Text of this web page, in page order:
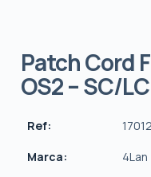
Patch Cord
OS2 – SC/
Ref:
Marca: 4Lan